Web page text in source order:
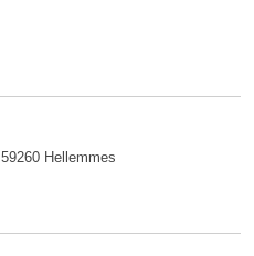
Hellemmes